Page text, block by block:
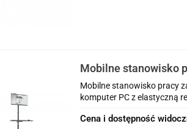
Mobilne stanowisko
klawiaturę/mysz i
wysokości
Mobilne stanowisko pracy
komputer PC z elastyczną
Cena i dostępność